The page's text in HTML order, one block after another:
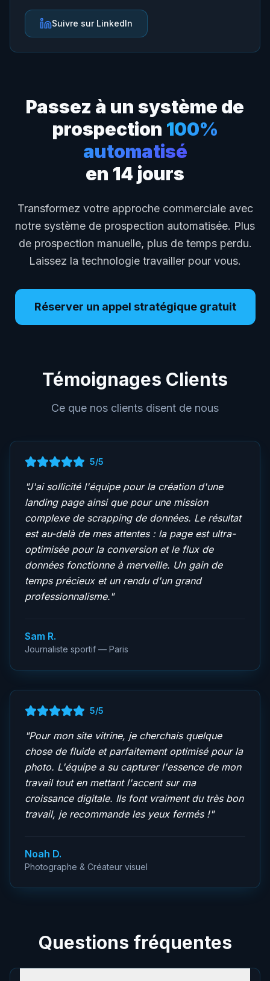
Suivre sur LinkedIn
Passez à un système de
prospection 100%
automatisé
en 14 jours
Transformez votre approche commerciale avec
notre système de prospection automatisée. Plus
de prospection manuelle, plus de temps perdu.
Laissez la technologie travailler pour vous.
Réserver un appel stratégique gratuit
Témoignages Clients
Ce que nos clients disent de nous
5/5
"J'ai sollicité l'équipe pour la création d'une
landing page ainsi que pour une mission
complexe de scrapping de données. Le résultat
est au-delà de mes attentes : la page est ultra-
optimisée pour la conversion et le flux de
données fonctionne à merveille. Un gain de
temps précieux et un rendu d'un grand
professionnalisme."
Sam R.
Journaliste sportif — Paris
5/5
"Pour mon site vitrine, je cherchais quelque
chose de fluide et parfaitement optimisé pour la
photo. L'équipe a su capturer l'essence de mon
travail tout en mettant l'accent sur ma
croissance digitale. Ils font vraiment du très bon
travail, je recommande les yeux fermés !"
Noah D.
Photographe & Créateur visuel
Questions fréquentes